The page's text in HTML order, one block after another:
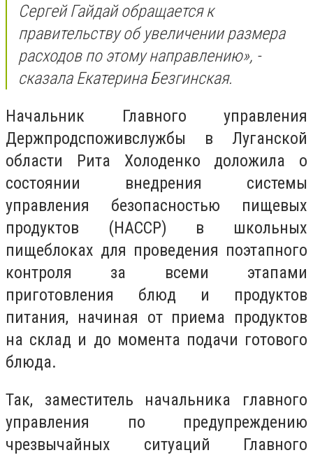
Сергей Гайдай обращается к
правительству об увеличении размера
расходов по этому направлению», -
сказала Екатерина Безгинская.
Начальник Главного управления
Держпродспоживслужбы в Луганской
области Рита Холоденко доложила о
состоянии внедрения системы
управления безопасностью пищевых
продуктов (НАССР) в школьных
пищеблоках для проведения поэтапного
контроля за всеми этапами
приготовления блюд и продуктов
питания, начиная от приема продуктов
на склад и до момента подачи готового
блюда.
Так, заместитель начальника главного
управления по предупреждению
чрезвычайных ситуаций Главного